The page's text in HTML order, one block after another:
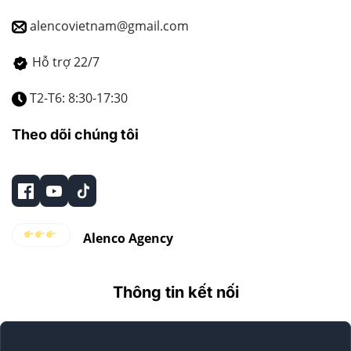
alencovietnam@gmail.com
Hỗ trợ 22/7
T2-T6: 8:30-17:30
Theo dõi chúng tôi
Alenco Agency
Thông tin kết nối